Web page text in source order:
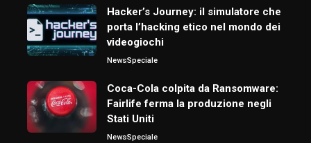
Hacker’s Journey: il simulatore che
porta l’hacking etico nel mondo dei
videogiochi
NewsSpeciale
Coca-Cola colpita da Ransomware:
Fairlife ferma la produzione negli
Stati Uniti
NewsSpeciale